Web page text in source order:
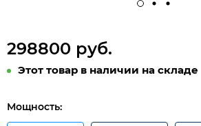
298800 руб.
Этот товар в наличии на складе
Мощность: